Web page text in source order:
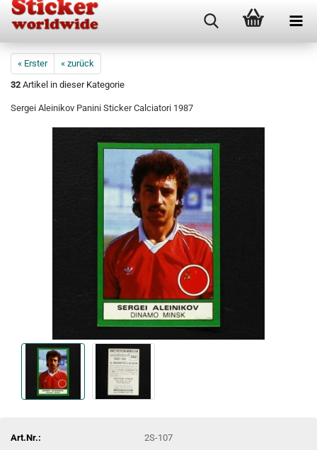
« Erster
« zurück
32 Artikel in dieser Kategorie
Sergei Aleinikov Panini Sticker Calciatori 1987
Art.Nr.:
2S-107